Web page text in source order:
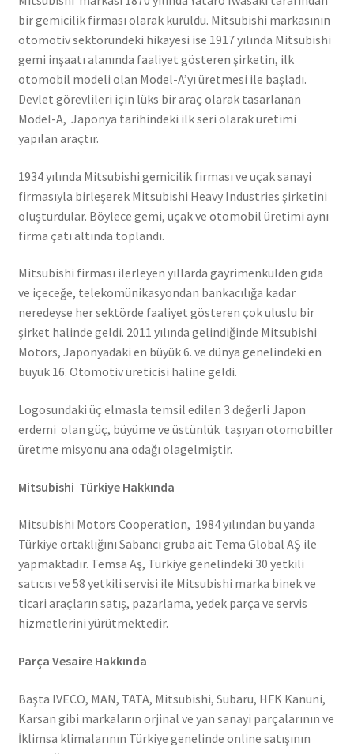
bir gemicilik firması olarak kuruldu. Mitsubishi markasının
otomotiv sektöründeki hikayesi ise 1917 yılında Mitsubishi
gemi inşaatı alanında faaliyet gösteren şirketin, ilk
otomobil modeli olan Model-A’yı üretmesi ile başladı.
Devlet görevlileri için lüks bir araç olarak tasarlanan
Model-A, Japonya tarihindeki ilk seri olarak üretimi
yapılan araçtır.
1934 yılında Mitsubishi gemicilik firması ve uçak sanayi
firmasıyla birleşerek Mitsubishi Heavy Industries şirketini
oluşturdular. Böylece gemi, uçak ve otomobil üretimi aynı
firma çatı altında toplandı.
Mitsubishi firması ilerleyen yıllarda gayrimenkulden gıda
ve içeceğe, telekomünikasyondan bankacılığa kadar
neredeyse her sektörde faaliyet gösteren çok uluslu bir
şirket halinde geldi. 2011 yılında gelindiğinde Mitsubishi
Motors, Japonyadaki en büyük 6. ve dünya genelindeki en
büyük 16. Otomotiv üreticisi haline geldi.
Logosundaki üç elmasla temsil edilen 3 değerli Japon
erdemi olan güç, büyüme ve üstünlük taşıyan otomobiller
üretme misyonu ana odağı olagelmiştir.
Mitsubishi Türkiye Hakkında
Mitsubishi Motors Cooperation, 1984 yılından bu yanda
Türkiye ortaklığını Sabancı gruba ait Tema Global AŞ ile
yapmaktadır. Temsa Aş, Türkiye genelindeki 30 yetkili
satıcısı ve 58 yetkili servisi ile Mitsubishi marka binek ve
ticari araçların satış, pazarlama, yedek parça ve servis
hizmetlerini yürütmektedir.
Parça Vesaire Hakkında
Başta IVECO, MAN, TATA, Mitsubishi, Subaru, HFK Kanuni,
Karsan gibi markaların orjinal ve yan sanayi parçalarının ve
İklimsa klimalarının Türkiye genelinde online satışının